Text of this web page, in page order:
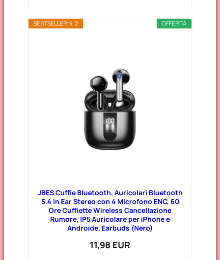
OFFERTA
BESTSELLER N. 2
JBES Cuffie Bluetooth, Auricolari Bluetooth
5.4 In Ear Stereo con 4 Microfono ENC, 60
Ore Cuffiette Wireless Cancellazione
Rumore, IP5 Auricolare per iPhone e
Androide, Earbuds (Nero)
11,98 EUR